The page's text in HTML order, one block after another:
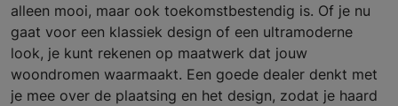
alleen mooi, maar ook toekomstbestendig is. Of je nu
gaat voor een klassiek design of een ultramoderne
look, je kunt rekenen op maatwerk dat jouw
woondromen waarmaakt. Een goede dealer denkt met
je mee over de plaatsing en het design, zodat je haard